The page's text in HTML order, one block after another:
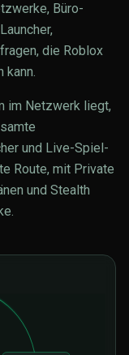
Büro-
die Roblox
kann.
im Netzwerk liegt,
und Live-Spiel-
Route, mit Private
und Stealth